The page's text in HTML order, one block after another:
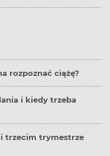
rozpoznać ciążę?
i kiedy trzeba
trzecim trymestrze